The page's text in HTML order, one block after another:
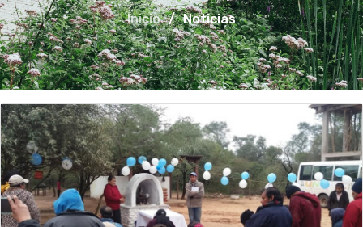
Inicio / Noticias